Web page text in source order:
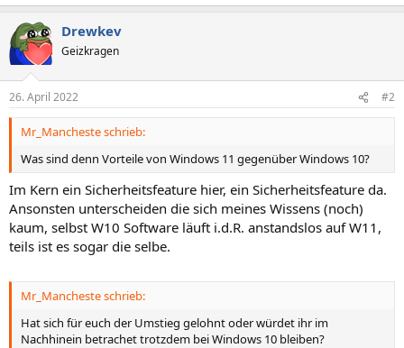
Drewkev
Geizkragen
26. April 2022 #2
Mr_Mancheste schrieb:
Was sind denn Vorteile von Windows 11 gegenüber Windows 10?
Im Kern ein Sicherheitsfeature hier, ein Sicherheitsfeature da.
Ansonsten unterscheiden die sich meines Wissens (noch)
kaum, selbst W10 Software läuft i.d.R. anstandslos auf W11,
teils ist es sogar die selbe.
Mr_Mancheste schrieb:
Hat sich für euch der Umstieg gelohnt oder würdet ihr im
Nachhinein betrachet trotzdem bei Windows 10 bleiben?